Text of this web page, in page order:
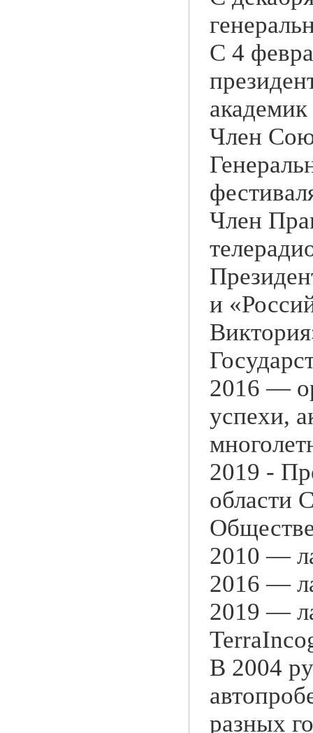
С 4
академик
Член
Член
и
2016 —
успехи,
2019 -
области
2010 —
2016 —
2019 —
В 2004
разных